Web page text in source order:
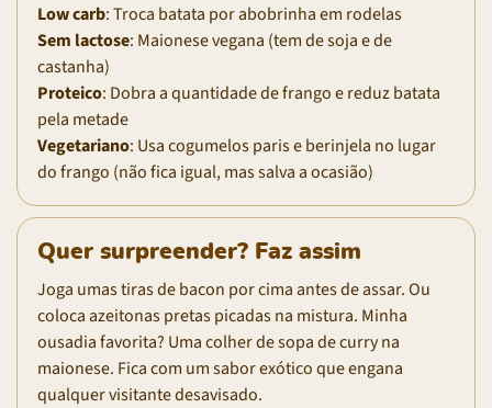
Low carb: Troca batata por abobrinha em rodelas
Sem lactose: Maionese vegana (tem de soja e de
castanha)
Proteico: Dobra a quantidade de frango e reduz batata
pela metade
Vegetariano: Usa cogumelos paris e berinjela no lugar
do frango (não fica igual, mas salva a ocasião)
Quer surpreender? Faz assim
Joga umas tiras de bacon por cima antes de assar. Ou
coloca azeitonas pretas picadas na mistura. Minha
ousadia favorita? Uma colher de sopa de curry na
maionese. Fica com um sabor exótico que engana
qualquer visitante desavisado.